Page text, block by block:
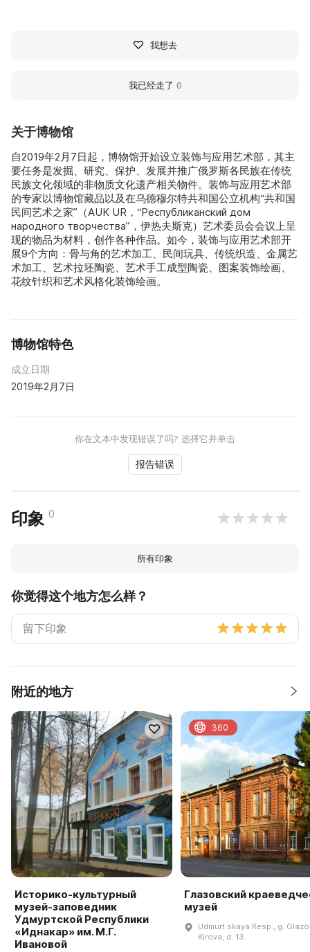
关于博物馆
自2019年2月7日起，博物馆开始设立装饰与应用艺术部，其主
要任务是发掘、研究、保护、发展并推广俄罗斯各民族在传统
民族文化领域的非物质文化遗产相关物件。装饰与应用艺术部
的专家以博物馆藏品以及在乌德穆尔特共和国公立机构“共和国
民间艺术之家”（AUK UR，“Республиканский дом
народного творчества”，伊热夫斯克）艺术委员会会议上呈
现的物品为材料，创作各种作品。如今，装饰与应用艺术部开
展9个方向：骨与角的艺术加工、民间玩具、传统织造、金属艺
术加工、艺术拉坯陶瓷、艺术手工成型陶瓷、图案装饰绘画、
花纹针织和艺术风格化装饰绘画。
博物馆特色
成立日期
2019年2月7日
你在文本中发现错误了吗? 选择它并单击
报告错误
印象 0
所有印象
你觉得这个地方怎么样？
附近的地方
Историко-культурный
музей-заповедник
Удмуртской Республики
«Иднакар» им. М.Г.
Ивановой
Глазовский
музей
Udmurt·skaya Resp., g.
Kirova, d. 13.
360
我想去
我已经走了 0